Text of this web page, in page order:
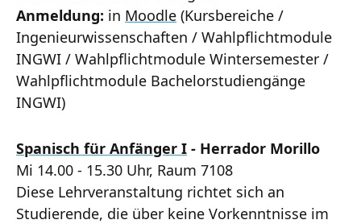
Anmeldung: in Moodle (Kursbereiche /
Ingenieurwissenschaften / Wahlpflichtmodule
INGWI / Wahlpflichtmodule Wintersemester /
Wahlpflichtmodule Bachelorstudiengänge
INGWI)
Spanisch für Anfänger I - Herrador Morillo
Mi 14.00 - 15.30 Uhr, Raum 7108
Diese Lehrveranstaltung richtet sich an
Studierende, die über keine Vorkenntnisse im